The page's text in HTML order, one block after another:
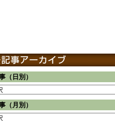
（日別）
（月別）